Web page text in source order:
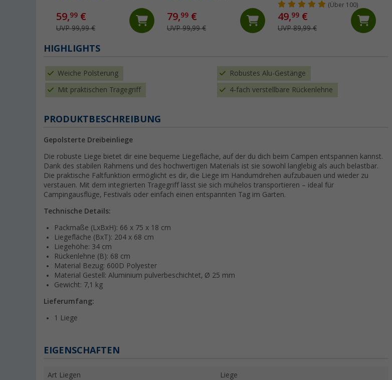
59,99 €
UVP 99,99 €
79,99 €
UVP 99,99 €
(Über 100)
49,99 €
UVP 89,99 €
HIGHLIGHTS
Weiche Polsterung Robustes Alu-Gestänge
Mit praktischen Tragegriff 4-fach verstellbare Rückenlehne
PRODUKTBESCHREIBUNG
Gepolsterte Dreibeinliege
Die robuste Liege bietet dir eine bequeme Liegefläche, auf der du dich beim Campen entspannen kannst.
Dank des stabilen Rahmens und des hochwertigen Materials ist sie sowohl langlebig als auch belastbar.
Die praktische Faltfunktion ermöglicht es dir, die Liege im Handumdrehen aufzubauen und wieder zu
verstauen. Mit dem integrierten Tragegriff lässt sie sich mühelos transportieren – ideal für
Campingausflüge, Festivals oder einfach einen entspannten Tag im Garten.
Technische Details:
Packmaße (LxBxH): 66 x 75 x 18 cm
Liegefläche (BxT): 204 x 68 cm
Liegehöhe: 34 cm
Rückenlehne (B): 68 cm
Material Bezug: 600D Polyester
Material Gestell: Aluminium pulverbeschichtet, Ø 25 mm
Gewicht: 7,1 kg
Lieferumfang:
1 Liege
EIGENSCHAFTEN
Art Liegen Liege